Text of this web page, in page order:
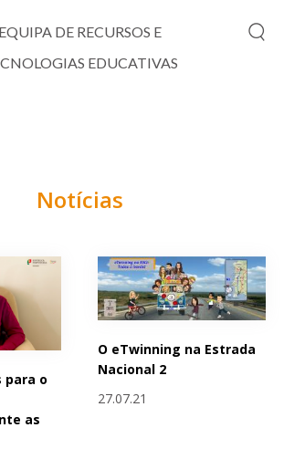
EQUIPA DE RECURSOS E
EDUCATIVAS
Notícias
para o
as
O eTwinning na Estrada
Nacional 2
27.07.21